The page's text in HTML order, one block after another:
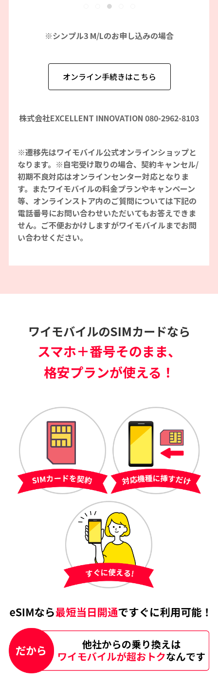
※シンプル3 M/Lのお申し込みの場合
オンライン手続きはこちら
株式会社EXCELLENT INNOVATION 080-2962-8103
※遷移先はワイモバイル公式オンラインショップと
なります。※自宅受け取りの場合、契約キャンセル/
初期不良対応はオンラインセンター対応となりま
す。またワイモバイルの料金プランやキャンペーン
等、オンラインストア内のご質問については下記の
電話番号にお問い合わせいただいてもお答えできま
せん。ご不便おかけしますがワイモバイルまでお問
い合わせください。
ワイモバイルのSIMカードなら
スマホ＋番号そのまま、
格安プランが使える！